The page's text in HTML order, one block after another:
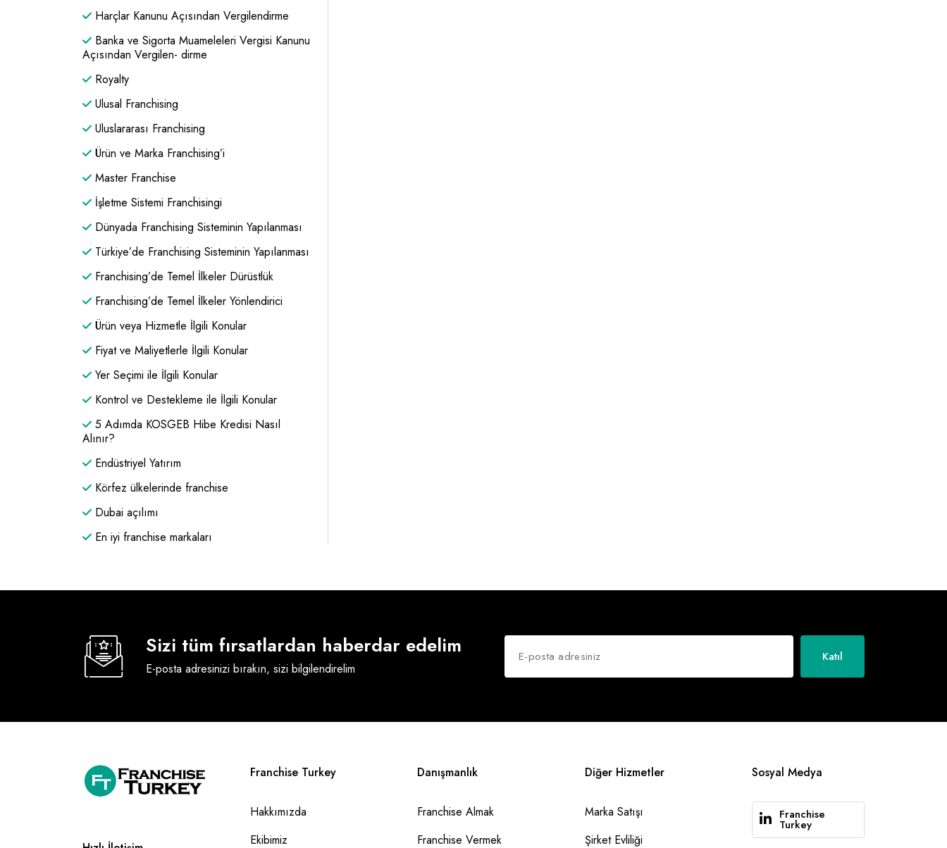
Harçlar Kanunu Açısından Vergilendirme
Banka ve Sigorta Muameleleri Vergisi Kanunu
Açısından Vergilen- dirme
Royalty
Ulusal Franchising
Uluslararası Franchising
Ürün ve Marka Franchising’i
Master Franchise
İşletme Sistemi Franchisingi
Dünyada Franchising Sisteminin Yapılanması
Türkiye’de Franchising Sisteminin Yapılanması
Franchising’de Temel İlkeler Dürüstlük
Franchising’de Temel İlkeler Yönlendirici
Ürün veya Hizmetle İlgili Konular
Fiyat ve Maliyetlerle İlgili Konular
Yer Seçimi ile İlgili Konular
Kontrol ve Destekleme ile İlgili Konular
5 Adımda KOSGEB Hibe Kredisi Nasıl
Alınır?
Endüstriyel Yatırım
Körfez ülkelerinde franchise
Dubai açılımı
En iyi franchise markaları
Sizi tüm fırsatlardan haberdar edelim
E-posta adresinizi bırakın, sizi bilgilendirelim
Katıl
Franchise Turkey
Hakkımızda
Ekibimiz
Danışmanlık
Franchise Almak
Franchise Vermek
Diğer Hizmetler
Marka Satışı
Şirket Evliliği
Sosyal Medya
Franchise
Turkey